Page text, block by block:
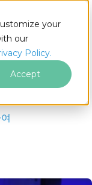
your
our
Policy.
Accept